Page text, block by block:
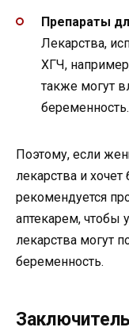
Препараты
Лекарства,
ХГЧ,
также могут
беременность.
Поэтому, если
лекарства и хочет
рекомендуется
аптекарем, чтобы
лекарства могут
беременность.